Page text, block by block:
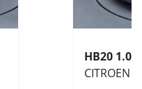
CITROEN